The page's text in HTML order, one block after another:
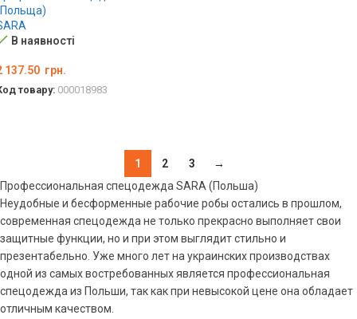
В наявності
137.50 грн.
товару: 000018983
1 2 3
→
Профессиональная спецодежда SARA (Польша)
Неудобные и бесформенные рабочие робы остались в прошлом,
современная спецодежда не только прекрасно выполняет свои
защитные функции, но и при этом выглядит стильно и
презентабельно. Уже много лет на украинских производствах
одной из самых востребованных является профессиональная
спецодежда из Польши, так как при невысокой цене она обладает
отличным качеством.